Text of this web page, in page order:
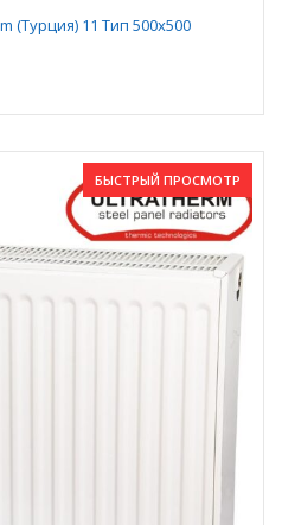
(Турция) 11 Тип 500х500
БЫСТРЫЙ ПРОСМОТР